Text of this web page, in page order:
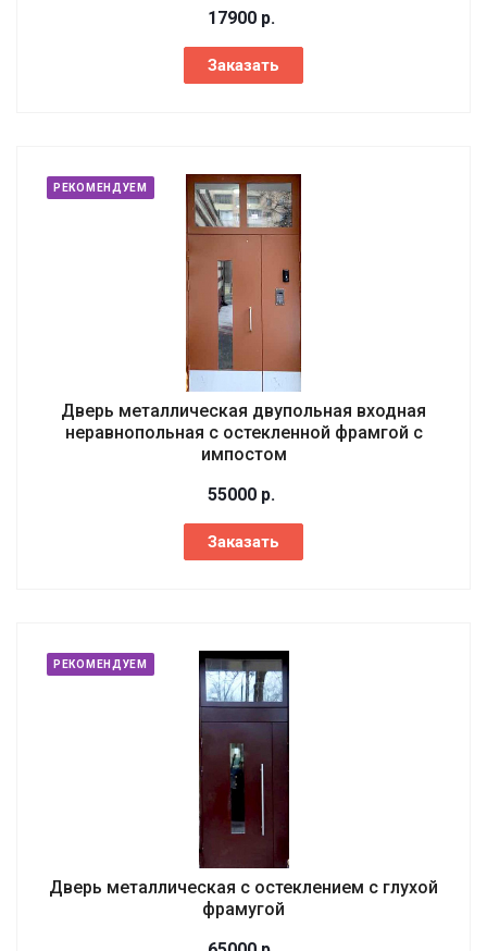
17900 р.
Заказать
РЕКОМЕНДУЕМ
Дверь металлическая двупольная входная
неравнопольная с остекленной фрамгой с
импостом
55000 р.
Заказать
РЕКОМЕНДУЕМ
Дверь металлическая с остеклением с глухой
фрамугой